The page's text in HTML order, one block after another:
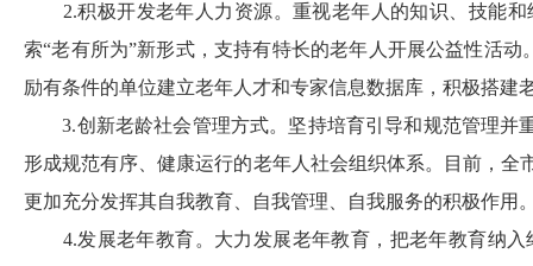
2.积极开发老年人力资源。重视老年人的知识、技能
索“老有所为”新形式，支持有特长的老年人开展公益性活
励有条件的单位建立老年人才和专家信息数据库，积极搭建
3.创新老龄社会管理方式。坚持培育引导和规范管理
形成规范有序、健康运行的老年人社会组织体系。目前，全
更加充分发挥其自我教育、自我管理、自我服务的积极作
4.发展老年教育。大力发展老年教育，把老年教育纳